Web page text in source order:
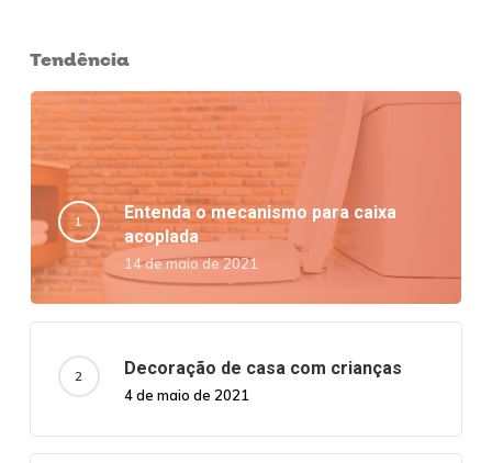
Tendência
Entenda o mecanismo para caixa
acoplada
14 de maio de 2021
Decoração de casa com crianças
4 de maio de 2021